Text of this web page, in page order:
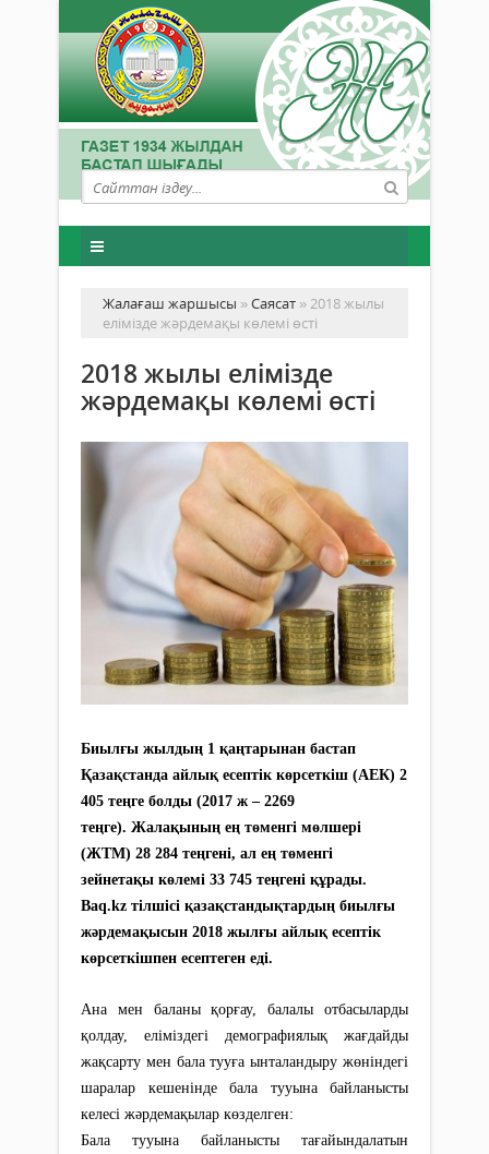
Жалағаш жаршысы »Саясат » 2018 жылы
елімізде жәрдемақы көлемі өсті
2018 жылы елімізде
жәрдемақы көлемі өсті
Биылғы жылдың 1 қаңтарынан бастап
Қазақстанда айлық есептік көрсеткіш (АЕК) 2
405 теңге болды (2017 ж – 2269
теңге). Жалақының ең төменгі мөлшері
(ЖТМ) 28 284 теңгені, ал ең төменгі
зейнетақы көлемі 33 745 теңгені құрады.
Baq.kz тілшісі қазақстандықтардың биылғы
жәрдемақысын 2018 жылғы айлық есептік
көрсеткішпен есептеген еді.
Ана мен баланы қорғау, балалы отбасыларды
қолдау, еліміздегі демографиялық жағдайды
жақсарту мен бала тууға ынталандыру жөніндегі
шаралар кешенінде бала тууына байланысты
келесі жәрдемақылар көзделген:
Бала тууына байланысты тағайындалатын